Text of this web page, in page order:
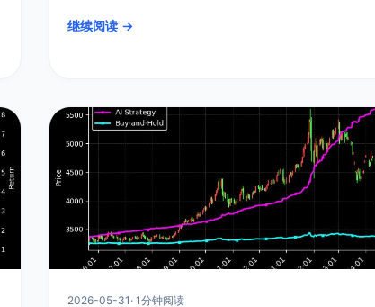
继续阅读 →
2026-05-31 · 1分钟阅读